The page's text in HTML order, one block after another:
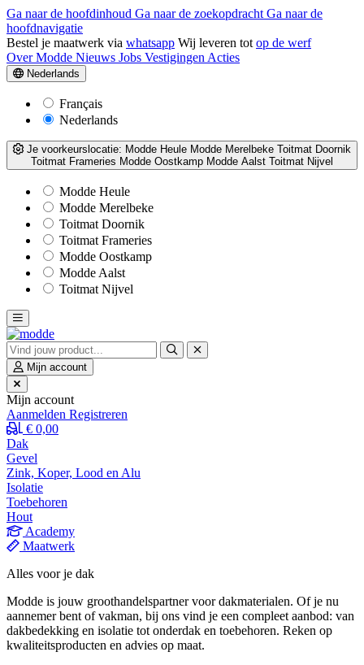
Ga naar de hoofdinhoud Ga naar de zoekopdracht Ga naar de
hoofdnavigatie
Bestel je maatwerk via whatsapp Wij leveren tot op de werf
Over Modde Nieuws Jobs Vestigingen Acties
Nederlands
Français
Nederlands
Je voorkeurslocatie: Modde Heule Modde Merelbeke Toitmat Doornik
Toitmat Frameries Modde Oostkamp Modde Aalst Toitmat Nijvel
Modde Heule
Modde Merelbeke
Toitmat Doornik
Toitmat Frameries
Modde Oostkamp
Modde Aalst
Toitmat Nijvel
Mijn account
Mijn account
Aanmelden Registreren
€ 0,00
Dak
Gevel
Zink, Koper, Lood en Alu
Isolatie
Toebehoren
Hout
Academy
Maatwerk
Alles voor je dak
Modde is jouw groothandelspartner voor dakmaterialen. Of je nu
aannemer bent of vakman, bij ons vind je een compleet aanbod: van
dakbedekking en isolatie tot onderdak en toebehoren. Reken op
kwaliteitsproducten en advies op maat.